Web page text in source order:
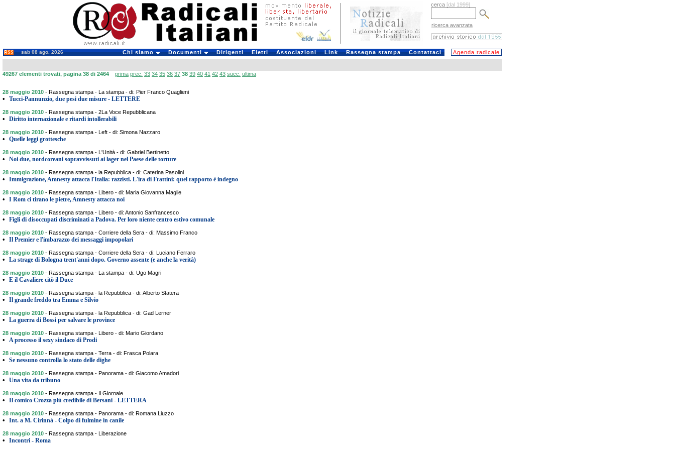
cerca [dal 1999]
ricerca avanzata
sab 08 ago. 2026 Chi siamo Documenti Dirigenti Eletti Associazioni Link Rassegna stampa Contattaci Agenda radicale
49267 elementi trovati, pagina 38 di 2464 prima prec. 33 34 35 36 37 38 39 40 41 42 43 succ. ultima
28 maggio 2010 - Rassegna stampa - La stampa - di: Pier Franco Quaglieni
• Tucci-Pannunzio, due pesi due misure - LETTERE
28 maggio 2010 - Rassegna stampa - 2La Voce Repubblicana
• Diritto internazionale e ritardi intollerabili
28 maggio 2010 - Rassegna stampa - Left - di: Simona Nazzaro
• Quelle leggi grottesche
28 maggio 2010 - Rassegna stampa - L'Unità - di: Gabriel Bertinetto
• Noi due, nordcoreani sopravvissuti ai lager nel Paese delle torture
28 maggio 2010 - Rassegna stampa - la Repubblica - di: Caterina Pasolini
• Immigrazione, Amnesty attacca l'Italia: razzisti. L'ira di Frattini: quel rapporto è indegno
28 maggio 2010 - Rassegna stampa - Libero - di: Maria Giovanna Maglie
• I Rom ci tirano le pietre, Amnesty attacca noi
28 maggio 2010 - Rassegna stampa - Libero - di: Antonio Sanfrancesco
• Figli di disoccupati discriminati a Padova. Per loro niente centro estivo comunale
28 maggio 2010 - Rassegna stampa - Corriere della Sera - di: Massimo Franco
• Il Premier e l'imbarazzo dei messaggi impopolari
28 maggio 2010 - Rassegna stampa - Corriere della Sera - di: Luciano Ferraro
• La strage di Bologna trent'anni dopo. Governo assente (e anche la verità)
28 maggio 2010 - Rassegna stampa - La stampa - di: Ugo Magri
• E il Cavaliere citò il Duce
28 maggio 2010 - Rassegna stampa - la Repubblica - di: Alberto Statera
• Il grande freddo tra Emma e Silvio
28 maggio 2010 - Rassegna stampa - la Repubblica - di: Gad Lerner
• La guerra di Bossi per salvare le province
28 maggio 2010 - Rassegna stampa - Libero - di: Mario Giordano
• A processo il sexy sindaco di Prodi
28 maggio 2010 - Rassegna stampa - Terra - di: Frasca Polara
• Se nessuno controlla lo stato delle dighe
28 maggio 2010 - Rassegna stampa - Panorama - di: Giacomo Amadori
• Una vita da tribuno
28 maggio 2010 - Rassegna stampa - Il Giornale
• Il comico Crozza più credibile di Bersani - LETTERA
28 maggio 2010 - Rassegna stampa - Panorama - di: Romana Liuzzo
• Int. a M. Cirinnà - Colpo di fulmine in canile
28 maggio 2010 - Rassegna stampa - Liberazione
• Incontri - Roma